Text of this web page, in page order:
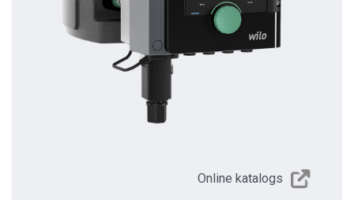
Online katalogs